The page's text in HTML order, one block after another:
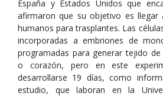
España y Estados Unidos que
afirmaron que su objetivo es llegar
humanos para trasplantes. Las
incorporadas a embriones de
programadas para generar tejido
o corazón, pero en este
desarrollarse 19 días, como
estudio, que laboran en la